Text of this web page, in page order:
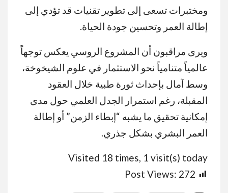
ومختبرات تسعى إلى تطوير تقنيات قد تؤدي إلى
إطالة العمر وتحسين جودة الحياة.
ويرى مراقبون أن المشروع الروسي يعكس توجهاً
عالمياً متنامياً نحو الاستثمار في علوم الشيخوخة،
وسط آمال بإحداث ثورة طبية خلال العقود
المقبلة، رغم استمرار الجدل العلمي حول مدى
إمكانية تحقيق ما يشبه “إبطاء الزمن” أو إطالة
العمر البشري بشكل جذري.
Visited 18 times, 1 visit(s) today
Post Views: 272